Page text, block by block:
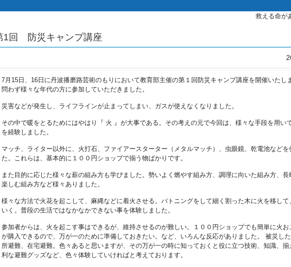
救える命が
1回 防災キャンプ講座
7月15日、16日に丹波播磨路芸術のもりにおいて教育部主催の第１回防災キャンプ講座を開催いたし
問わず様々な年代の方に参加していただきました。
災害などが発生し、ライフラインが止まってしまい、ガスが使えなくなりました。
その中で暖をとるためにはやはり『 火 』が大事である。その考えの元で今回は、様々な手段を用い
を経験しました。
マッチ、ライター以外に、火打石、ファイアースターター（メタルマッチ）、虫眼鏡、乾電池などを
た。これらは、基本的に１００円ショップで揃う物ばかりです。
また目的に応じた様々な薪の組み方も学びました。勢いよく燃やす組み方、調理に向いた組み方、長
楽しむ組み方など様々ありました。
様々な方法で火花を起こして、麻縄などに着火させる。バトニングをして細く割った木に火を移して
いく。普段の生活ではなかなかできない事を体験しました。
参加者からは、火を起こす事はできるが、維持させるのが難しい。１００円ショップでも簡単に火お
が購入できるので、万が一のために準備しておきたい。など、いろんな反応がありました。 被災し
所避難、在宅避難。色々あると思いますが、その万が一の時に知っておくと役に立つ技術、知識、揃
利な避難グッズなど、色々体験していければと考えております。